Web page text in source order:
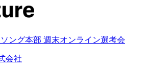
レバレジーズ、
ース (https://prtimes.jp/main/html/rd/p/
ンバー紹介！〜 管理職種編 〜
watch?v=XJ7Eam0onXA) 創業以来黒
ング本部 週末オンライン選考会
会社